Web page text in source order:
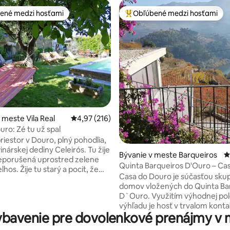
z 5, počet hodnotení: 158
medzi hosťami
medzi hosťami
Vila Real Priemerné ohodnotenie 4,97 z 5, počet
4,97 (216)
Zé tu už spal
v Douro, plný pohodlia,
dediny Celeirós. Tu žije
uprostred zelene
Žije tu starý a pocit, že
postieľkou na požiadanie. -
spálňa typická pre dedinu)
Najobľúbenejšie medzi hosťami
Obľúbené medzi hosťami
Bývanie v meste Barqueiros
Quinta Barqueiros D'Ouro –
Douro
Casa do Douro je súčasťou
domov vložených do Quinta
D`Ouro. Využitím výhodnej
výhľadu je hosť v trvalom
riekou a vinohradom.
dom, mezonet , má na 1.
pre dovolenkové prenájmy v